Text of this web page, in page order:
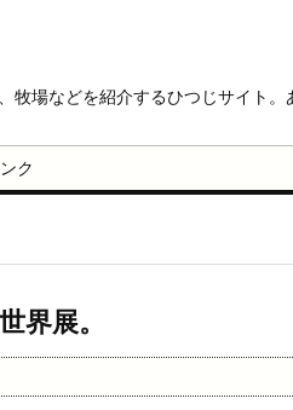
場などを紹介するひつじサイト。
ク
界展。